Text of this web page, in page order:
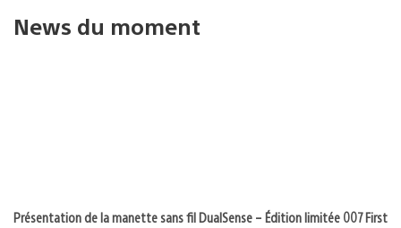
News du moment
Présentation de la manette sans fil DualSense – Édition limitée 007 First